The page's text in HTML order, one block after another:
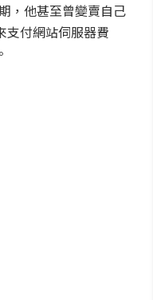
，他甚至曾變賣自己
支付網站伺服器費